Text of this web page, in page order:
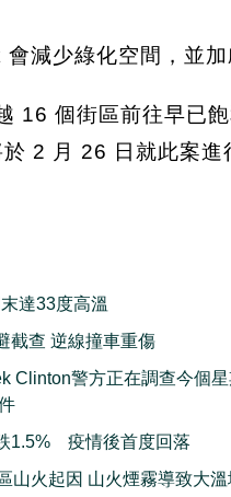
減少綠化空間，並加
16 個街區前往早已
2 月 26 日就此案進
達33度高溫
截查 逆線撞車重傷
Clinton警方正在調查今個
1.5% 疫情後首度回落
山火起因 山火煙霧導致大